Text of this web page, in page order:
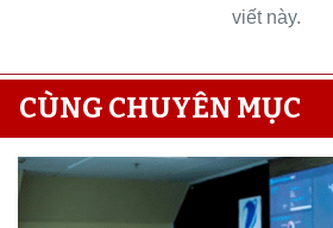
viết này.
CÙNG CHUYÊN MỤC